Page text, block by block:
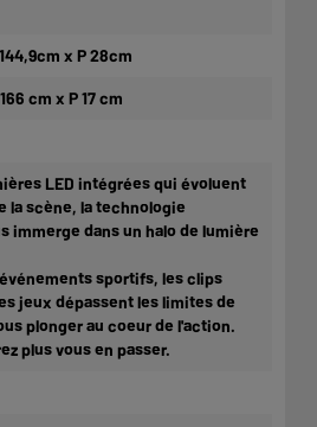
x P 28cm
cm x P 17 cm
LED intégrées qui évoluent
la scène, la technologie
immerge dans un halo de lumière
sportifs, les clips
jeux dépassent les limites de
plonger au coeur de l'action.
plus vous en passer.